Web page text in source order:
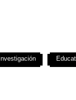
Investigación